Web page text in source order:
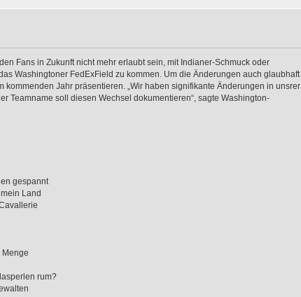
Fans in Zukunft nicht mehr erlaubt sein, mit Indianer-Schmuck oder
Washingtoner FedExField zu kommen. Um die Änderungen auch glaubhaft
Jahr präsentieren. „Wir haben signifikante Änderungen in unsrer
Teamname soll diesen Wechsel dokumentieren“, sagte Washington-
gespannt
Land
Menge
rum?